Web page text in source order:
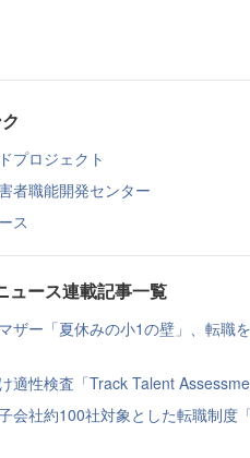
プロジェクト
者職能開発センター
ス
ュース連載記事一覧
ザー「夏休みの小1の壁」、転職
適性検査「Track Talent
会社約100社対象とした転職制度